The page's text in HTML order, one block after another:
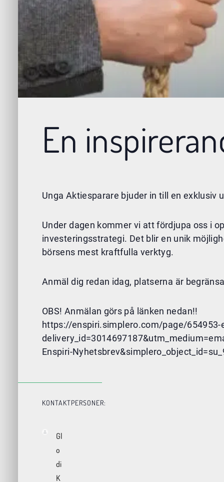
En
Unga Aktiesparare bjuder in till en exklusiv
Under dagen kommer vi att fördjupa oss i
investeringsstrategi. Det blir en unik
börsens mest kraftfulla verktyg.
Anmäl dig redan idag, platserna är
OBS! Anmälan görs på länken nedan!!
https://enspiri.simplero.com/page/654953-
Enspiri-
KONTAKTPERSONER:
Gl
o
di
K